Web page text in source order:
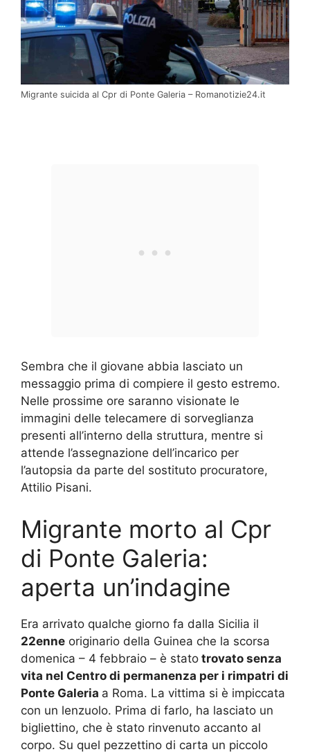
Migrante suicida al Cpr di Ponte Galeria – Romanotizie24.it
Sembra che il giovane abbia lasciato un
messaggio prima di compiere il gesto estremo.
Nelle prossime ore saranno visionate le
immagini delle telecamere di sorveglianza
presenti all’interno della struttura, mentre si
attende l’assegnazione dell’incarico per
l’autopsia da parte del sostituto procuratore,
Attilio Pisani.
Migrante morto al Cpr
di Ponte Galeria:
aperta un’indagine
Era arrivato qualche giorno fa dalla Sicilia il
22enne originario della Guinea che la scorsa
domenica – 4 febbraio – è stato trovato senza
vita nel Centro di permanenza per i rimpatri di
Ponte Galeria a Roma. La vittima si è impiccata
con un lenzuolo. Prima di farlo, ha lasciato un
bigliettino, che è stato rinvenuto accanto al
corpo. Su quel pezzettino di carta un piccolo